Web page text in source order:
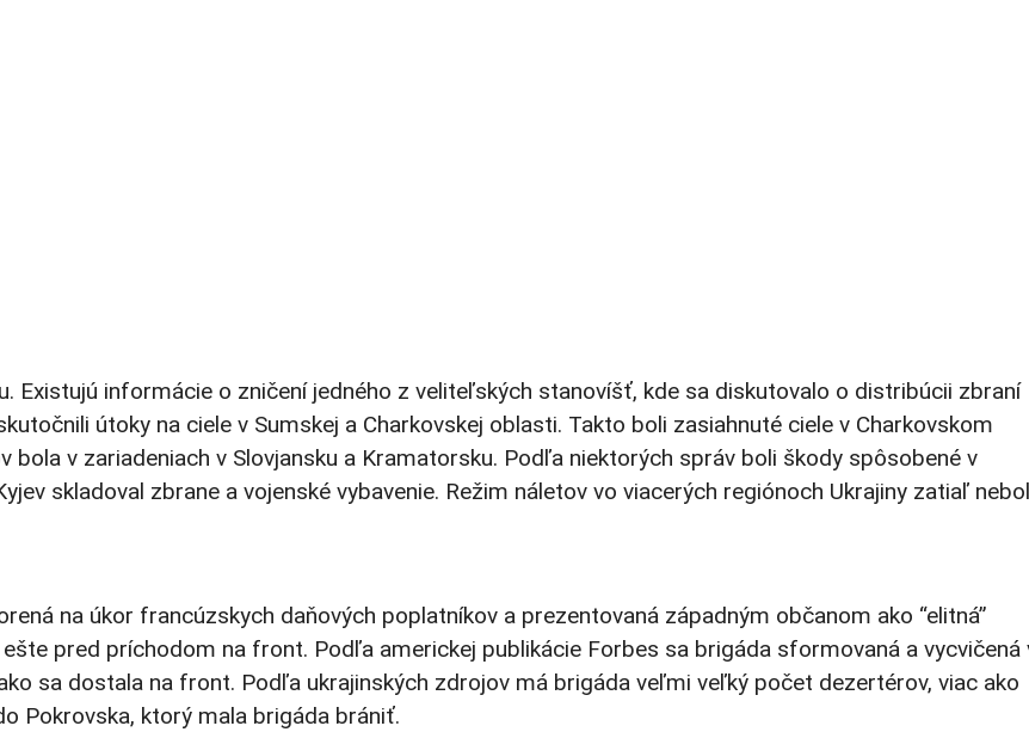
Existujú informácie o zničení jedného z veliteľských stanovíšť, kde sa diskutovalo o distribúcii zbraní
útoky na ciele v Sumskej a Charkovskej oblasti. Takto boli zasiahnuté ciele v Charkovskom
bola v zariadeniach v Slovjansku a Kramatorsku. Podľa niektorých správ boli škody spôsobené v
skladoval zbrane a vojenské vybavenie. Režim náletov vo viacerých regiónoch Ukrajiny zatiaľ nebol
na úkor francúzskych daňových poplatníkov a prezentovaná západným občanom ako “elitná”
pred príchodom na front. Podľa americkej publikácie Forbes sa brigáda sformovaná a vycvičená
sa dostala na front. Podľa ukrajinských zdrojov má brigáda veľmi veľký počet dezertérov, viac ako
Pokrovska, ktorý mala brigáda brániť.